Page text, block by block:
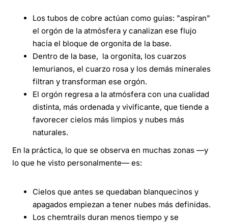
Los tubos de cobre actúan como guías: "aspiran"
el orgón de la atmósfera y canalizan ese flujo
hacia el bloque de orgonita de la base.
Dentro de la base, la orgonita, los cuarzos
lemurianos, el cuarzo rosa y los demás minerales
filtran y transforman ese orgón.
El orgón regresa a la atmósfera con una cualidad
distinta, más ordenada y vivificante, que tiende a
favorecer cielos más limpios y nubes más
naturales.
En la práctica, lo que se observa en muchas zonas —y
lo que he visto personalmente— es:
Cielos que antes se quedaban blanquecinos y
apagados empiezan a tener nubes más definidas.
Los chemtrails duran menos tiempo y se